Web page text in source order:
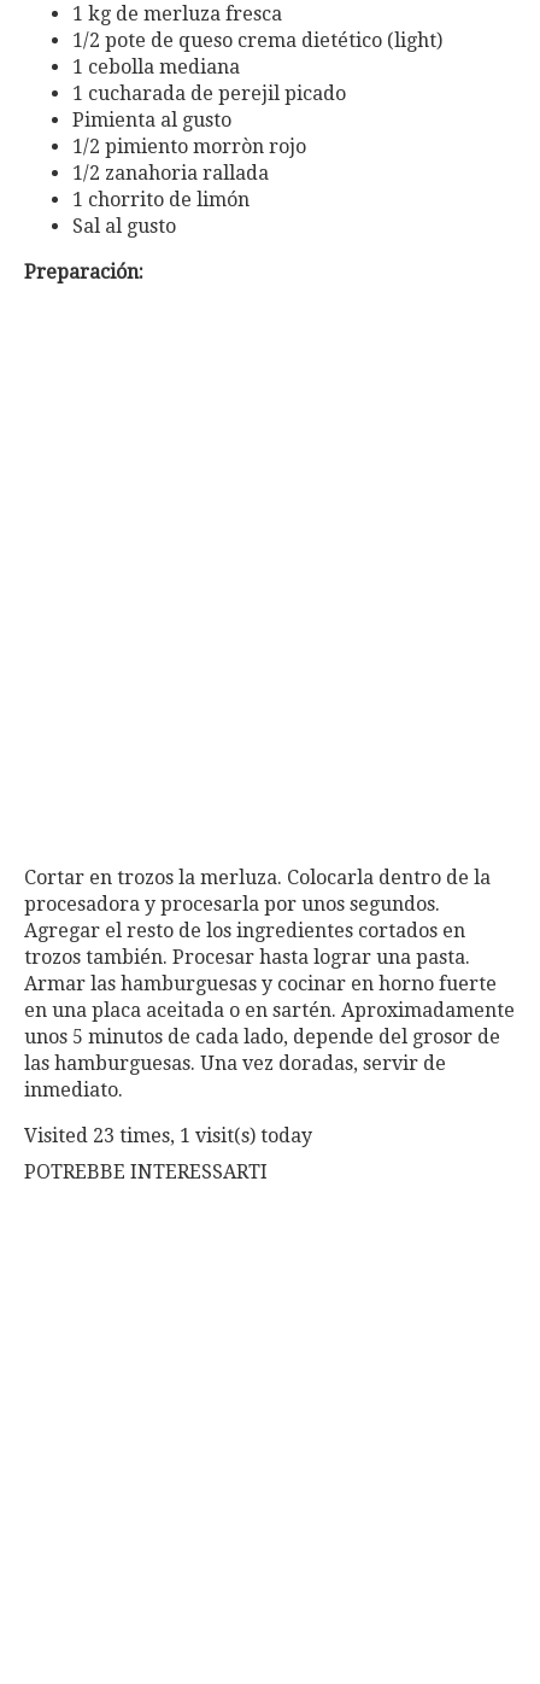
1 kg de merluza fresca
1/2 pote de queso crema dietético (light)
1 cebolla mediana
1 cucharada de perejil picado
Pimienta al gusto
1/2 pimiento morròn rojo
1/2 zanahoria rallada
1 chorrito de limón
Sal al gusto
Preparación:
Cortar en trozos la merluza. Colocarla dentro de la
procesadora y procesarla por unos segundos.
Agregar el resto de los ingredientes cortados en
trozos también. Procesar hasta lograr una pasta.
Armar las hamburguesas y cocinar en horno fuerte
en una placa aceitada o en sartén. Aproximadamente
unos 5 minutos de cada lado, depende del grosor de
las hamburguesas. Una vez doradas, servir de
inmediato.
Visited 23 times, 1 visit(s) today
POTREBBE INTERESSARTI